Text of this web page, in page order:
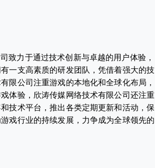
致力于通过技术创新与卓越的用户体验，
一支高素质的研发团队，凭借着强大的技
限公司注重游戏的本地化和全球化布局，
体验，欣涛传媒网络技术有限公司还注重
技术平台，推出各类定期更新和活动，保
戏行业的持续发展，力争成为全球领先的